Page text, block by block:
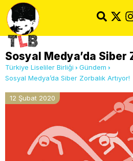
Sosyal Medya’da Siber
Türkiye Liseliler Birliği
Gündem
Sosyal Medya’da Siber Zorbalık Artıyor!
12 Şubat 2020